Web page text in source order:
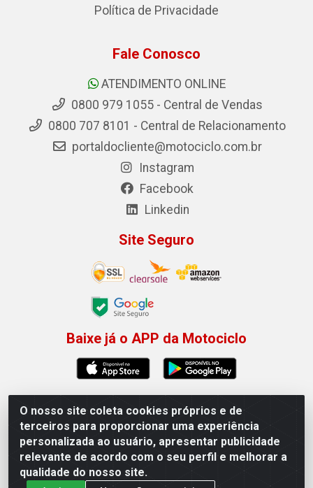
Permitir que a Motociclo envie notificações com
novidades e ofertas exclusivas.
×
O nosso site coleta cookies próprios e de
terceiros para proporcionar uma experiência
personalizada ao usuário, apresentar publicidade
relevante de acordo com o seu perfil e melhorar a
qualidade do nosso site.
Política de Privacidade
Fale Conosco
ATENDIMENTO ONLINE
0800 979 1055 - Central de Vendas
0800 707 8101 - Central de Relacionamento
portaldocliente@motociclo.com.br
Instagram
Facebook
Linkedin
Site Seguro
Baixe já o APP da Motociclo
Motociclo - Rua Francisco Sousa dos Santos, 731 -
Jardim Limoeiro, Serra/ES - CEP 29.164-153 - CNPJ
01.407.607/0001-53